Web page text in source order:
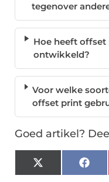
tegenover
Hoe heeft
ontwikkeld?
Voor welke
offset print
Goed artikel?
X
(Twitter)